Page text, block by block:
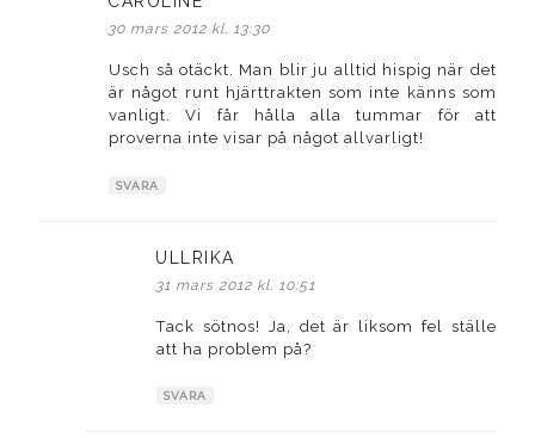
30 mars 2012 kl. 13:30
Usch så otäckt. Man blir ju alltid hispig när det
är något runt hjärttrakten som inte känns som
vanligt. Vi får hålla alla tummar för att
proverna inte visar på något allvarligt!
SVARA
ULLRIKA
31 mars 2012 kl. 10:51
Tack sötnos! Ja, det är liksom fel ställe
att ha problem på?
SVARA